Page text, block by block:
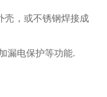
壳，或不锈钢焊接成
漏电保护等功能.